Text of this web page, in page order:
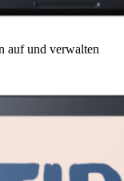
auf und verwalten